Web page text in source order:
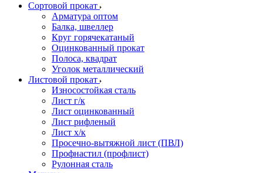
Сортовой прокат
Арматура оптом
Балка, швеллер
Круг горячекатаный
Оцинкованный прокат
Полоса, квадрат
Уголок металлический
Листовой прокат
Износостойкая сталь
Лист г/к
Лист оцинкованный
Лист рифленый
Лист х/к
Просечно-вытяжной лист (ПВЛ)
Профнастил (профлист)
Рулонная сталь